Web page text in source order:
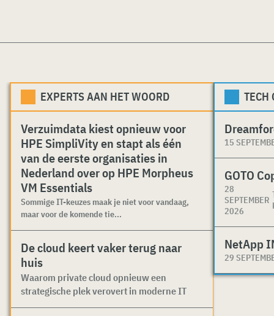
EXPERTS AAN HET WOORD
Verzuimdata kiest opnieuw voor
HPE SimpliVity en stapt als één
van de eerste organisaties in
Nederland over op HPE Morpheus
VM Essentials
Sommige IT-keuzes maak je niet voor vandaag,
maar voor de komende tie...
De cloud keert vaker terug naar
huis
Waarom private cloud opnieuw een
strategische plek verovert in moderne IT
TECH
15
GOTO
28
SEPTEMBER
2026
NetApp
29